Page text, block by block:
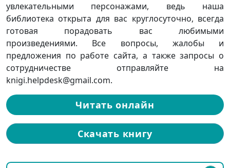
увлекательными персонажами, ведь наша
библиотека открыта для вас круглосуточно, всегда
готовая порадовать вас любимыми
произведениями. Все вопросы, жалобы и
предложения по работе сайта, а также запросы о
сотрудничестве отправляйте на
knigi.helpdesk@gmail.com.
Читать онлайн
Скачать книгу